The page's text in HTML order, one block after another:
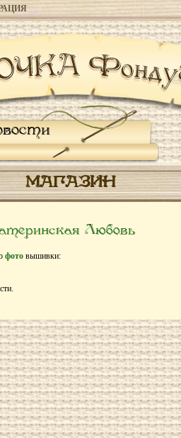
МАГАЗИН
Любовь
фото вышивки: